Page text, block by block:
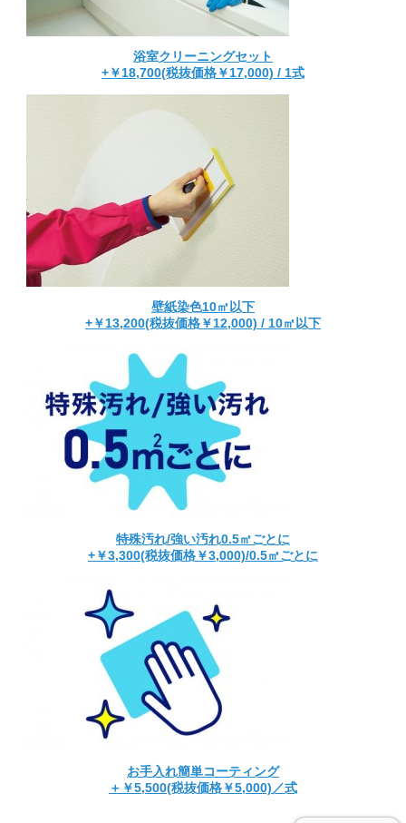
浴室クリーニングセット
+￥18,700(税抜価格￥17,000) / 1式
壁紙染色10㎡以下
+￥13,200(税抜価格￥12,000) / 10㎡以下
特殊汚れ/強い汚れ0.5㎡ごとに
+￥3,300(税抜価格￥3,000)/0.5㎡ごとに
お手入れ簡単コーティング
＋￥5,500(税抜価格￥5,000)／式